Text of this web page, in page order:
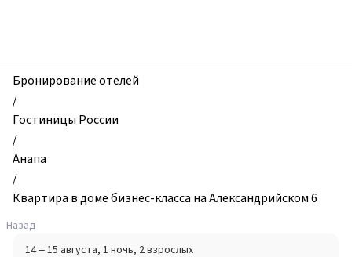
и
квартиры,
Квартира
доме
бизнес-
класса
на
Александрийском
Бронирование отелей
/
Гостиницы России
/
Анапа
/
Квартира в доме бизнес-класса на Александрийском 6
Назад
14 – 15 августа, 1 ночь, 2 взрослых